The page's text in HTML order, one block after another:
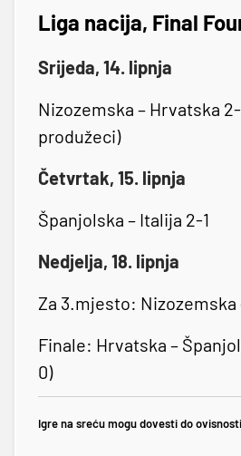
Liga nacija, Final
Srijeda, 14. lipnja
Nizozemska – Hrvatska
produžeci)
Četvrtak, 15. lipnja
Španjolska – Italija 2-1
Nedjelja, 18. lipnja
Za 3.mjesto: Nizozemska
Finale: Hrvatska –
0)
Igre na sreću mogu dovesti do